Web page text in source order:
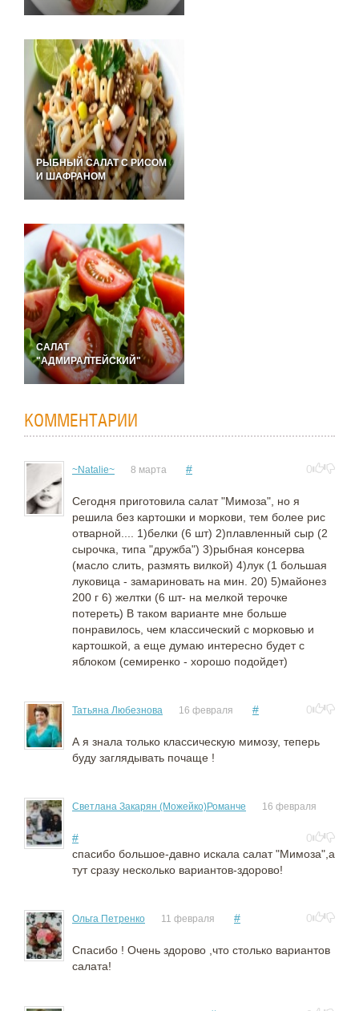
РЫБНЫЙ САЛАТ С РИСОМ
И ШАФРАНОМ
САЛАТ
"АДМИРАЛТЕЙСКИЙ"
КОММЕНТАРИИ
~Natalie~ 8 марта # 0
Сегодня приготовила салат "Мимоза", но я
решила без картошки и моркови, тем более рис
отварной.... 1)белки (6 шт) 2)плавленный сыр (2
сырочка, типа "дружба") 3)рыбная консерва
(масло слить, размять вилкой) 4)лук (1 большая
луковица - замариновать на мин. 20) 5)майонез
200 г 6) желтки (6 шт- на мелкой терочке
потереть) В таком варианте мне больше
понравилось, чем классический с морковью и
картошкой, а еще думаю интересно будет с
яблоком (семиренко - хорошо подойдет)
Татьяна Любезнова 16 февраля # 0
А я знала только классическую мимозу, теперь
буду заглядывать почаще !
Светлана Закарян (Можейко)Романче 16 февраля
#
0
спасибо большое-давно искала салат "Мимоза",а
тут сразу несколько вариантов-здорово!
Ольга Петренко 11 февраля # 0
Спасибо ! Очень здорово ,что столько вариантов
салата!